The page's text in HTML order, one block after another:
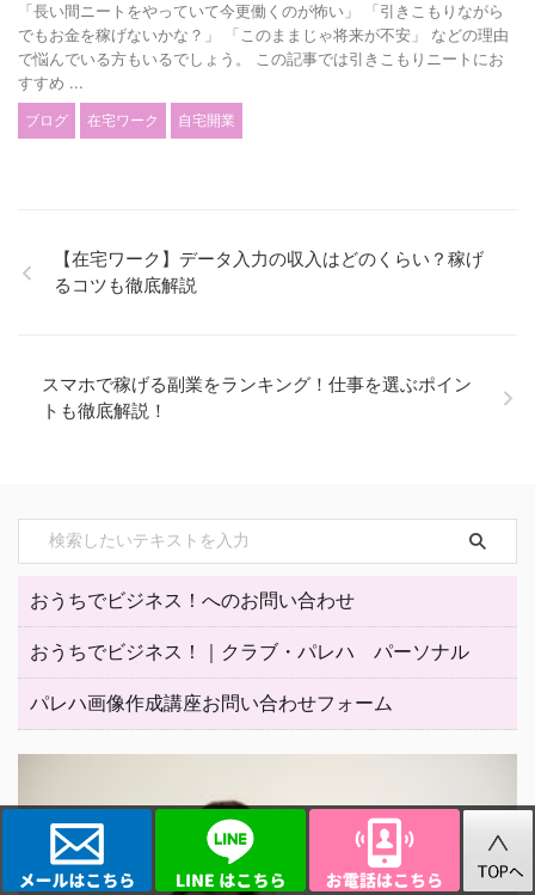
「長い間ニートをやっていて今更働くのが怖い」 「引きこもりながら
でもお金を稼げないかな？」 「このままじゃ将来が不安」 などの理由
で悩んでいる方もいるでしょう。 この記事では引きこもりニートにお
すすめ ...
ブログ 在宅ワーク 自宅開業
【在宅ワーク】データ入力の収入はどのくらい？稼げ
るコツも徹底解説
スマホで稼げる副業をランキング！仕事を選ぶポイン
トも徹底解説！
おうちでビジネス！へのお問い合わせ
おうちでビジネス！｜クラブ・パレハ パーソナル
パレハ画像作成講座お問い合わせフォーム